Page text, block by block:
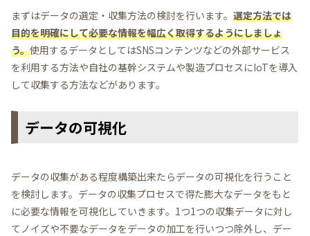
まずはデータの選定・収集方法の検討を行います。 選定方法では
目的を明確にして必要な情報を幅広く取得するようにしましょ
う。使用するデータとしてはSNSコンテンツなどの外部サービス
を利用する方法や自社の基幹システムや製造プロセスにIoTを導入
して収集する方法などがあります。
データの可視化
データの収集がある程度構築出来たらデータの可視化を行うこと
を検討します。データの収集プロセスで得た膨大なデータをもと
に必要な情報を可視化していきます。1つ1つの収集データに対し
てノイズや不要なデータをデータの加工を行いつつ除外し、デー